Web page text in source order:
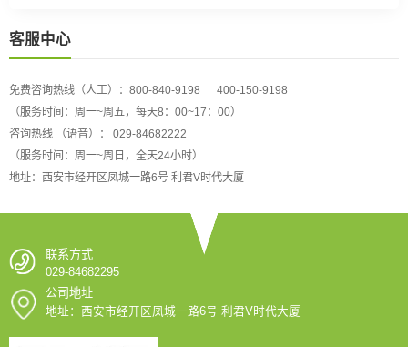
客服中心
免费咨询热线（人工）：800-840-9198 400-150-9198
（服务时间：周一~周五，每天8：00~17：00）
咨询热线 （语音）： 029-84682222
（服务时间：周一~周日，全天24小时）
地址：西安市经开区凤城一路6号 利君V时代大厦
联系方式
029-84682295
公司地址
地址：西安市经开区凤城一路6号 利君V时代大厦